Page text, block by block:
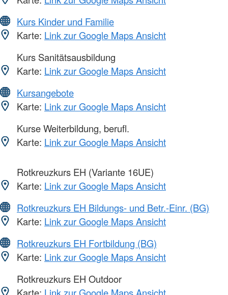
Kurs Kinder und Familie
Karte: Link zur Google Maps Ansicht
Kurs Sanitätsausbildung
Karte: Link zur Google Maps Ansicht
Kursangebote
Karte: Link zur Google Maps Ansicht
Kurse Weiterbildung, berufl.
Karte: Link zur Google Maps Ansicht
Rotkreuzkurs EH (Variante 16UE)
Karte: Link zur Google Maps Ansicht
Rotkreuzkurs EH Bildungs- und Betr.-Einr. (BG)
Karte: Link zur Google Maps Ansicht
Rotkreuzkurs EH Fortbildung (BG)
Karte: Link zur Google Maps Ansicht
Rotkreuzkurs EH Outdoor